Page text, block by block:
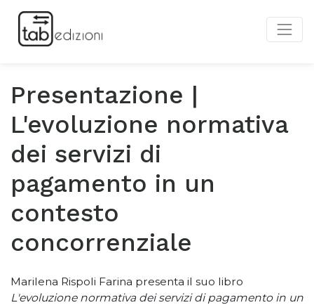
Presentazione |
L'evoluzione normativa
dei servizi di
pagamento in un
contesto
concorrenziale
Marilena Rispoli Farina presenta il suo libro
L'evoluzione normativa dei servizi di pagamento in un